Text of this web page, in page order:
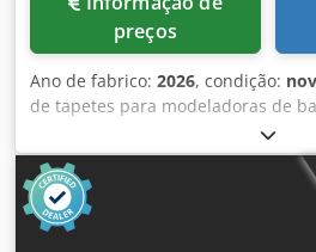
preços
Ano de fabrico: 2026, condição:
de tapetes para modeladoras de
Marcas disponíveis: - MAJOR -
TENOR/TREGOR - BERTRAND
EUROMAP - JAC - PANIRECORD
SINMAG Dcodpfx Anezqt Tcspek -
unitário e por grosso. Vendidos